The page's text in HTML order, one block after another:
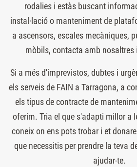
rodalies i estàs buscant
instal·lació o manteniment de
a ascensors, escales mecàniques,
mòbils, contacta amb nosaltres
Si a més d'imprevistos, dubtes i
els serveis de FAIN a Tarragona, a
els tipus de contracte de
oferim. Tria el que s'adapti millor a
coneix on ens pots trobar i et
que necessitis per prendre la teva
ajudar-te.